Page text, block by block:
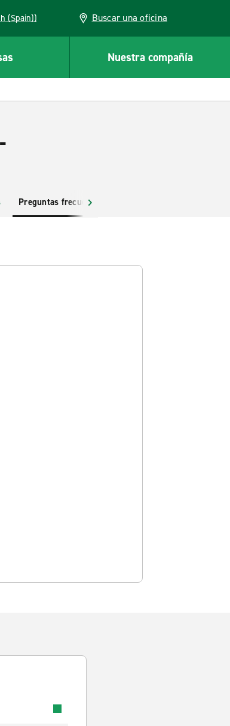
(Spain)) Buscar una oficina
Nuestra compañía
Preguntas frecuentes